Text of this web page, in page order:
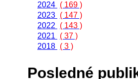
2024 ( 169 )
2023 ( 147 )
2022
( 143 )
2021
( 37 )
2018 ( 3 )
Posledné